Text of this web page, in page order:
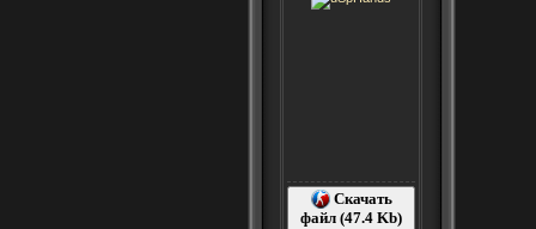
Скачать
файл (47.4 Kb)